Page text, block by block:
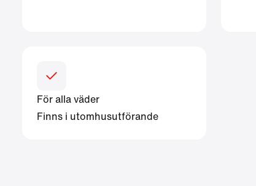
För alla väder
Finns i utomhusutförande